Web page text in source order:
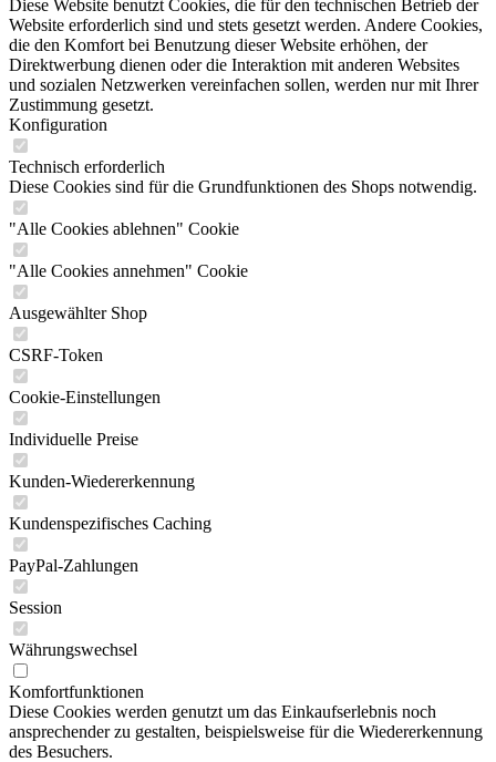
Diese Website benutzt Cookies, die für den technischen Betrieb der
Website erforderlich sind und stets gesetzt werden. Andere Cookies,
die den Komfort bei Benutzung dieser Website erhöhen, der
Direktwerbung dienen oder die Interaktion mit anderen Websites
und sozialen Netzwerken vereinfachen sollen, werden nur mit Ihrer
Zustimmung gesetzt.
Konfiguration
Technisch erforderlich
Diese Cookies sind für die Grundfunktionen des Shops notwendig.
"Alle Cookies ablehnen" Cookie
"Alle Cookies annehmen" Cookie
Ausgewählter Shop
CSRF-Token
Cookie-Einstellungen
Individuelle Preise
Kunden-Wiedererkennung
Kundenspezifisches Caching
PayPal-Zahlungen
Session
Währungswechsel
Komfortfunktionen
Diese Cookies werden genutzt um das Einkaufserlebnis noch
ansprechender zu gestalten, beispielsweise für die Wiedererkennung
des Besuchers.